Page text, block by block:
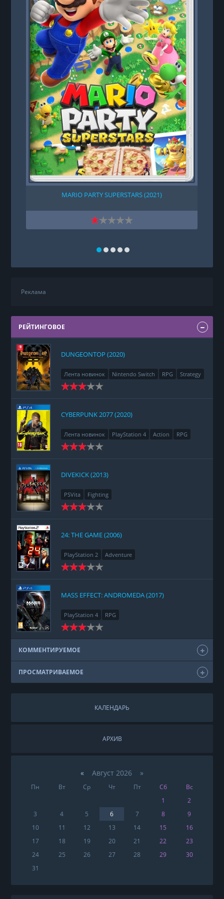
MARIO PARTY SUPERSTARS (2021)
Реклама
РЕЙТИНГОВОЕ
DUNGEONTOP (2020)
Лента новинок Nintendo Switch RPG Strategy
CYBERPUNK 2077 (2020)
Лента новинок PlayStation 4 Action
RPG
Racing
Adventure
DIVEKICK (2013)
PSVita Fighting
24: THE GAME (2006)
PlayStation 2 Adventure
MASS EFFECT: ANDROMEDA (2017)
PlayStation 4 RPG
КОММЕНТИРУЕМОЕ
ПРОСМАТРИВАЕМОЕ
КАЛЕНДАРЬ
АРХИВ
«Август 2026 »
Пн Вт Ср Чт Пт Сб
Вс
1
2
3
4 5 6 7 8
9
10
11 12 13 14 15
16
17
18 19 20 21 22
23
24
25 26 27 28 29
30
31